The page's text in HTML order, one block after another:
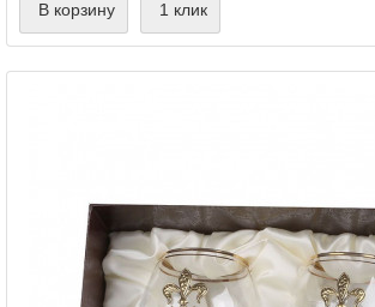
В корзину 1 клик